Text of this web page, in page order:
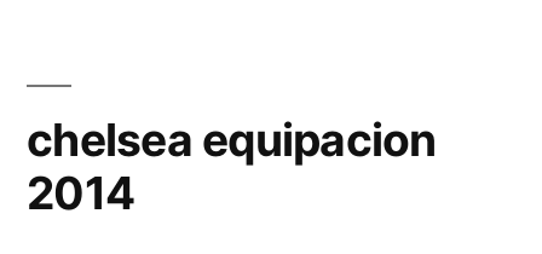
chelsea equipacion
2014